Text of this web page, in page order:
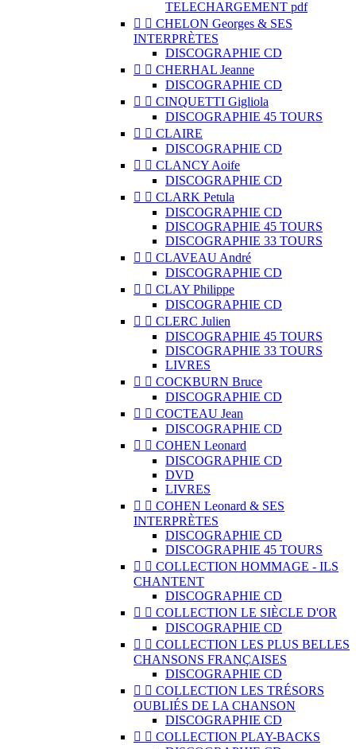
TELECHARGEMENT pdf
  CHELON Georges & SES
INTERPRÈTES
DISCOGRAPHIE CD
  CHERHAL Jeanne
DISCOGRAPHIE CD
  CINQUETTI Gigliola
DISCOGRAPHIE 45 TOURS
  CLAIRE
DISCOGRAPHIE CD
  CLANCY Aoife
DISCOGRAPHIE CD
  CLARK Petula
DISCOGRAPHIE CD
DISCOGRAPHIE 45 TOURS
DISCOGRAPHIE 33 TOURS
  CLAVEAU André
DISCOGRAPHIE CD
  CLAY Philippe
DISCOGRAPHIE CD
  CLERC Julien
DISCOGRAPHIE 45 TOURS
DISCOGRAPHIE 33 TOURS
LIVRES
  COCKBURN Bruce
DISCOGRAPHIE CD
  COCTEAU Jean
DISCOGRAPHIE CD
  COHEN Leonard
DISCOGRAPHIE CD
DVD
LIVRES
  COHEN Leonard & SES
INTERPRÈTES
DISCOGRAPHIE CD
DISCOGRAPHIE 45 TOURS
  COLLECTION HOMMAGE - ILS
CHANTENT
DISCOGRAPHIE CD
  COLLECTION LE SIÈCLE D'OR
DISCOGRAPHIE CD
  COLLECTION LES PLUS BELLES
CHANSONS FRANÇAISES
DISCOGRAPHIE CD
  COLLECTION LES TRÉSORS
OUBLIÉS DE LA CHANSON
DISCOGRAPHIE CD
  COLLECTION PLAY-BACKS